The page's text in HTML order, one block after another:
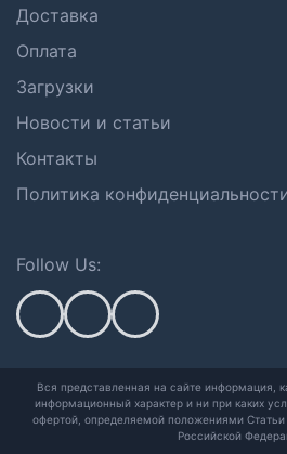
Доставка
Оплата
Загрузки
Новости и статьи
Контакты
Политика
Follow Us:
Вся представленная на сайте информация,
информационный характер и ни при каких
офертой, определяемой положениями Статьи
Российской